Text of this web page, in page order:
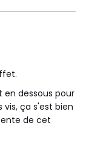
dessous pour
ça s'est bien
de cet